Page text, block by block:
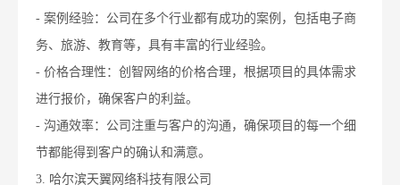
- 案例经验：公司在多个行业都有成功的案例，包括电子商
务、旅游、教育等，具有丰富的行业经验。
- 价格合理性：创智网络的价格合理，根据项目的具体需求
进行报价，确保客户的利益。
- 沟通效率：公司注重与客户的沟通，确保项目的每一个细
节都能得到客户的确认和满意。
3. 哈尔滨天翼网络科技有限公司